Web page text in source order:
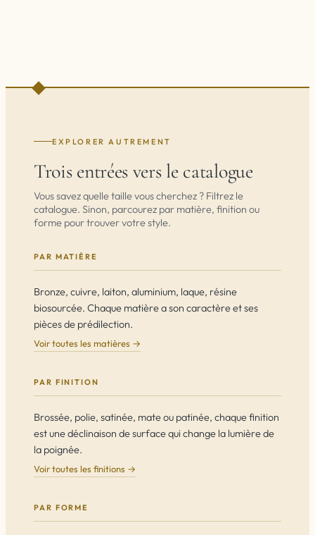
EXPLORER AUTREMENT
Trois entrées vers le catalogue
Vous savez quelle taille vous cherchez ? Filtrez le
catalogue. Sinon, parcourez par matière, finition ou
forme pour trouver votre style.
PAR MATIÈRE
Bronze, cuivre, laiton, aluminium, laque, résine
biosourcée. Chaque matière a son caractère et ses
pièces de prédilection.
Voir toutes les matières →
PAR FINITION
Brossée, polie, satinée, mate ou patinée, chaque finition
est une déclinaison de surface qui change la lumière de
la poignée.
Voir toutes les finitions →
PAR FORME